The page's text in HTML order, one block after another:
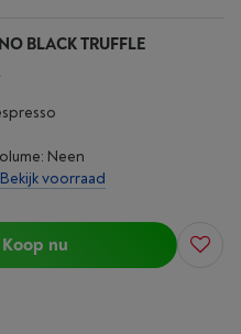
BLACK TRUFFLE
Neen
Bekijk voorraad
Koop nu